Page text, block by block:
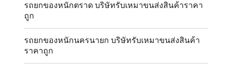
รถยกของหนักตราด บริษัทรับเหมาขนส่งสินค้าราคา
ถูก
รถยกของหนักนครนายก บริษัทรับเหมาขนส่งสินค้า
ราคาถูก